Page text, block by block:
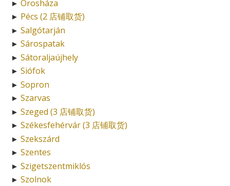
► Orosháza
► Pécs (2 店铺取货)
► Salgótarján
► Sárospatak
► Sátoraljaújhely
► Siófok
► Sopron
► Szarvas
► Szeged (3 店铺取货)
► Székesfehérvár (3 店铺取货)
► Szekszárd
► Szentes
► Szigetszentmiklós
► Szolnok